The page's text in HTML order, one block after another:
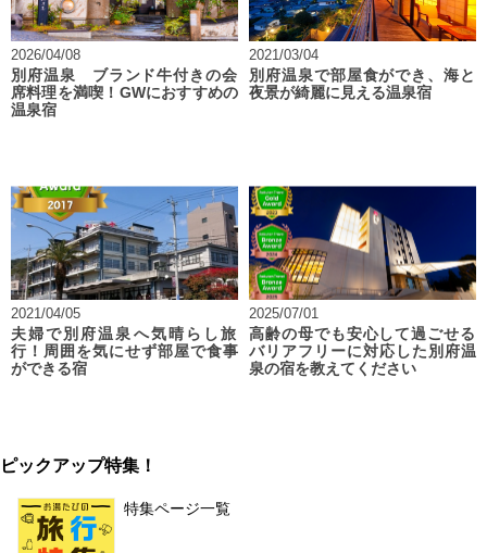
2026/04/08
別府温泉 ブランド牛付きの会
席料理を満喫！GWにおすすめの
温泉宿
2021/03/04
別府温泉で部屋食ができ、海と
夜景が綺麗に見える温泉宿
2021/04/05
夫婦で別府温泉へ気晴らし旅
行！周囲を気にせず部屋で食事
ができる宿
2025/07/01
高齢の母でも安心して過ごせる
バリアフリーに対応した別府温
泉の宿を教えてください
ピックアップ特集！
特集ページ一覧